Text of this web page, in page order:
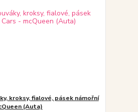
kroksy, fialové, pásek námořní
(Auta)